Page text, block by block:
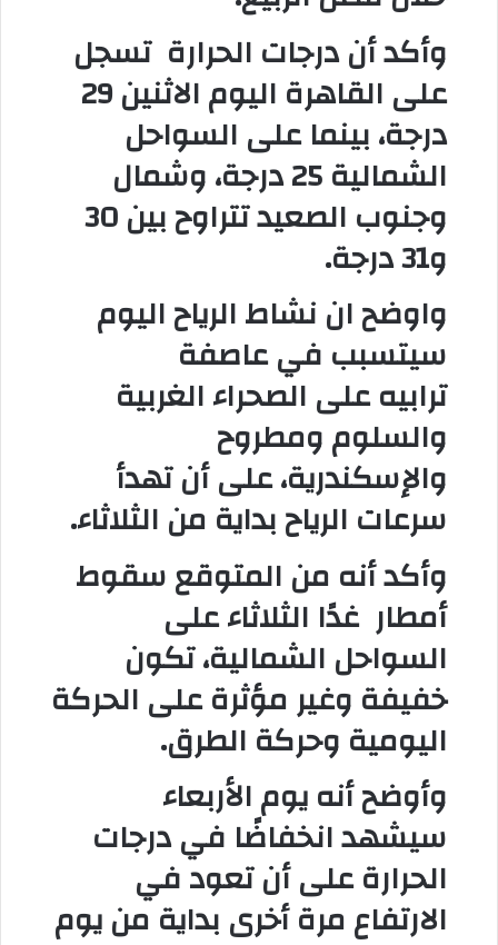
وأكد أن درجات الحرارة تسجل
على القاهرة اليوم الاثنين 29
درجة، بينما على السواحل
الشمالية 25 درجة، وشمال
وجنوب الصعيد تتراوح بين 30
و31 درجة.
واوضح ان نشاط الرياح اليوم
سيتسبب في عاصفة
ترابيهعلى الصحراء الغربية
والسلوم ومطروح
والإسكندرية، على أن تهدأ
سرعات الرياح بداية من الثلاثاء.
وأكد أنه من المتوقع سقوط
أمطار غدًا الثلاثاء على
السواحل الشمالية، تكون
خفيفة وغير مؤثرة على الحركة
اليومية وحركة الطرق.
وأوضح أنه يوم الأربعاء
سيشهد انخفاضًا في درجات
الحرارة على أن تعود في
الارتفاع مرة أخرى بداية من يوم